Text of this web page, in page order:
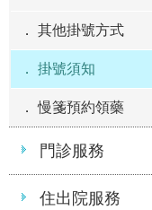
其他掛號方式
掛號須知
慢箋預約領藥
門診服務
住出院服務